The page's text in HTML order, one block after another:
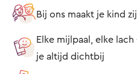
Bij ons maakt je kind
Elke mijlpaal, elke
je altijd dichtbij